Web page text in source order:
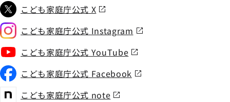
こども家庭庁公式 X
こども家庭庁公式 Instagram
こども家庭庁公式 YouTube
こども家庭庁公式 Facebook
こども家庭庁公式 note